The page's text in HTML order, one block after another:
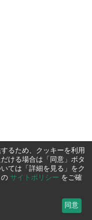
るため、クッキーを利用
ける場合は「同意」ボタ
ては「詳細を見る」をク
サイトポリシー をご確
同意